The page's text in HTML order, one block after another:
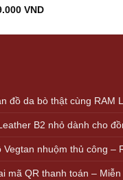
VNDCurrent
is:
đồ da bò thật cùng RAM
B2 nhỏ dành cho
nhuộm thủ công –
mã QR thanh toán –